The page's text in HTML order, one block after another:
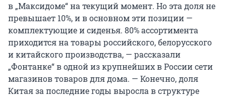
в „Максидоме“ на текущий момент. Но эта доля не
превышает 10%, и в основном эти позиции —
комплектующие и сиденья. 80% ассортимента
приходится на товары российского, белорусского
и китайского производства, — рассказали
„Фонтанке“ в одной из крупнейших в России сети
магазинов товаров для дома. — Конечно, доля
Китая за последние годы выросла в структуре